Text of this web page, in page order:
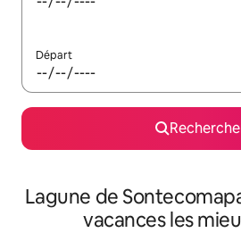
Départ
Lagune de
vacances les